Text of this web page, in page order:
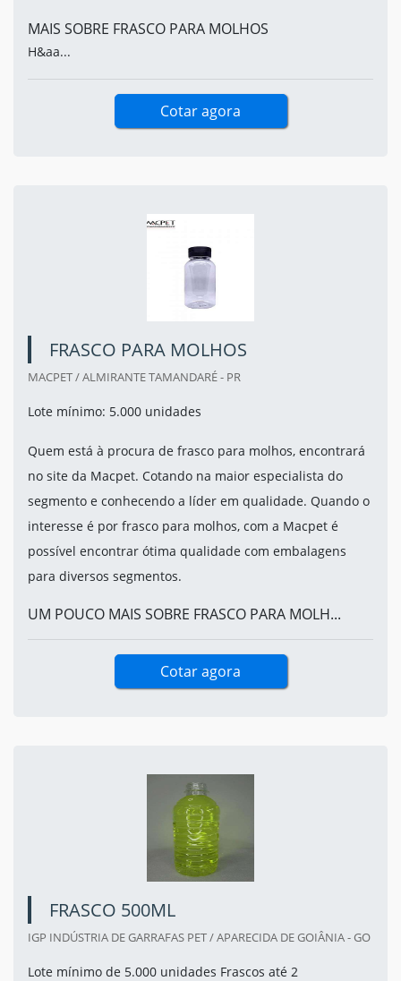
MAIS SOBRE FRASCO PARA MOLHOS
H&aa...
Cotar agora
FRASCO PARA MOLHOS
MACPET / ALMIRANTE TAMANDARÉ - PR
Lote mínimo: 5.000 unidades
Quem está à procura de frasco para molhos, encontrará
no site da Macpet. Cotando na maior especialista do
segmento e conhecendo a líder em qualidade. Quando o
interesse é por frasco para molhos, com a Macpet é
possível encontrar ótima qualidade com embalagens
para diversos segmentos.
UM POUCO MAIS SOBRE FRASCO PARA MOLH...
Cotar agora
FRASCO 500ML
IGP INDÚSTRIA DE GARRAFAS PET / APARECIDA DE GOIÂNIA - GO
Lote mínimo de 5.000 unidades Frascos até 2